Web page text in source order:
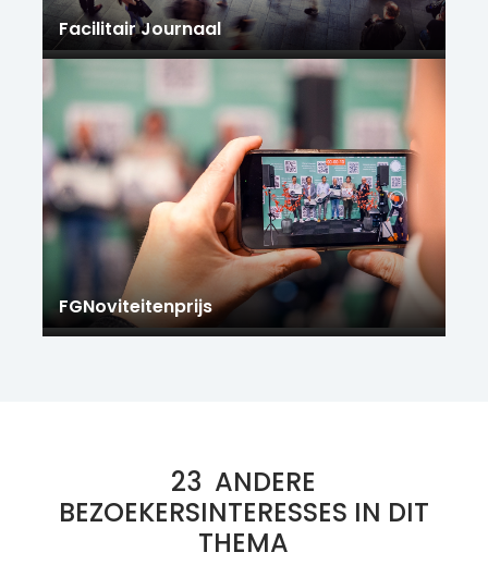
Facilitair Journaal
FGNoviteitenprijs
23 ANDERE
BEZOEKERSINTERESSES IN DIT
THEMA